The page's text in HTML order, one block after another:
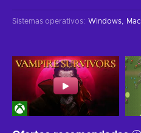
Sistemas operativos: Windows Mac